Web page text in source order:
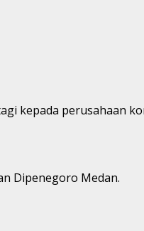
kepada perusahaan
Dipenegoro Medan.